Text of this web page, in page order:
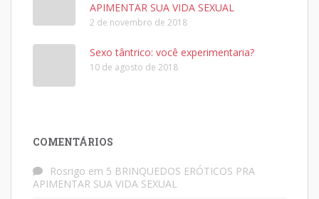
APIMENTAR SUA VIDA SEXUAL
2 de novembro de 2018
Sexo tântrico: você experimentaria?
10 de agosto de 2018
COMENTÁRIOS
Rosrigo em 5 BRINQUEDOS ERÓTICOS PRA
APIMENTAR SUA VIDA SEXUAL